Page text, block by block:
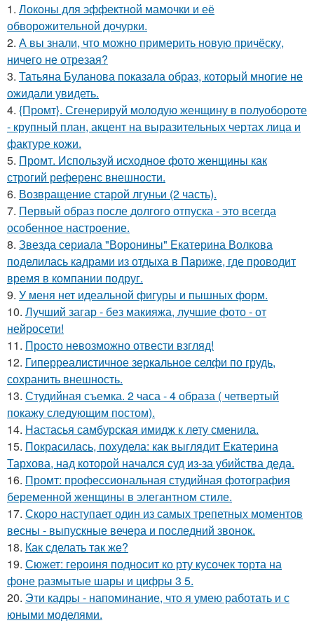
1. Локоны для эффектной мамочки и её
обворожительной дочурки.
2. А вы знали, что можно примерить новую причёску,
ничего не отрезая?
3. Татьяна Буланова показала образ, который многие не
ожидали увидеть.
4. {Промт}. Сгенерируй молодую женщину в полуобороте
- крупный план, акцент на выразительных чертах лица и
фактуре кожи.
5. Промт. Используй исходное фото женщины как
строгий референс внешности.
6. Возвращение старой лгуньи (2 часть).
7. Первый образ после долгого отпуска - это всегда
особенное настроение.
8. Звезда сериала "Воронины" Екатерина Волкова
поделилась кадрами из отдыха в Париже, где проводит
время в компании подруг.
9. У меня нет идеальной фигуры и пышных форм.
10. Лучший загар - без макияжа, лучшие фото - от
нейросети!
11. Просто невозможно отвести взгляд!
12. Гиперреалистичное зеркальное селфи по грудь,
сохранить внешность.
13. Студийная съемка. 2 часа - 4 образа ( четвертый
покажу следующим постом).
14. Настасья самбурская имидж к лету сменила.
15. Покрасилась, похудела: как выглядит Екатерина
Тархова, над которой начался суд из-за убийства деда.
16. Промт: профессиональная студийная фотография
беременной женщины в элегантном стиле.
17. Скоро наступает один из самых трепетных моментов
весны - выпускные вечера и последний звонок.
18. Как сделать так же?
19. Сюжет: героиня подносит ко рту кусочек торта на
фоне размытые шары и цифры 3 5.
20. Эти кадры - напоминание, что я умею работать и с
юными моделями.